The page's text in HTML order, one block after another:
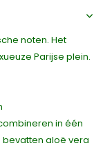
noten. Het
Parijse plein.
in één
bevatten aloë vera